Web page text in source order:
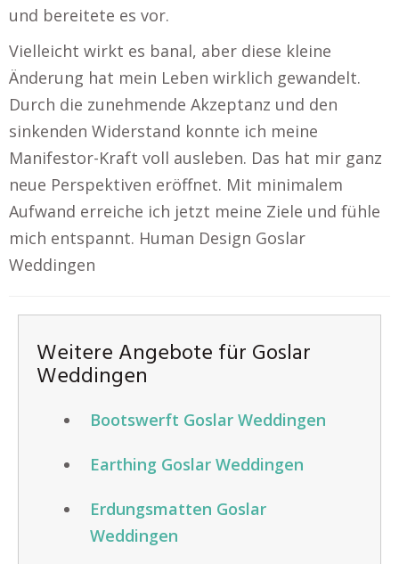
und bereitete es vor.
Vielleicht wirkt es banal, aber diese kleine
Änderung hat mein Leben wirklich gewandelt.
Durch die zunehmende Akzeptanz und den
sinkenden Widerstand konnte ich meine
Manifestor-Kraft voll ausleben. Das hat mir ganz
neue Perspektiven eröffnet. Mit minimalem
Aufwand erreiche ich jetzt meine Ziele und fühle
mich entspannt. Human Design Goslar
Weddingen
Weitere Angebote für Goslar
Weddingen
Bootswerft Goslar Weddingen
Earthing Goslar Weddingen
Erdungsmatten Goslar
Weddingen